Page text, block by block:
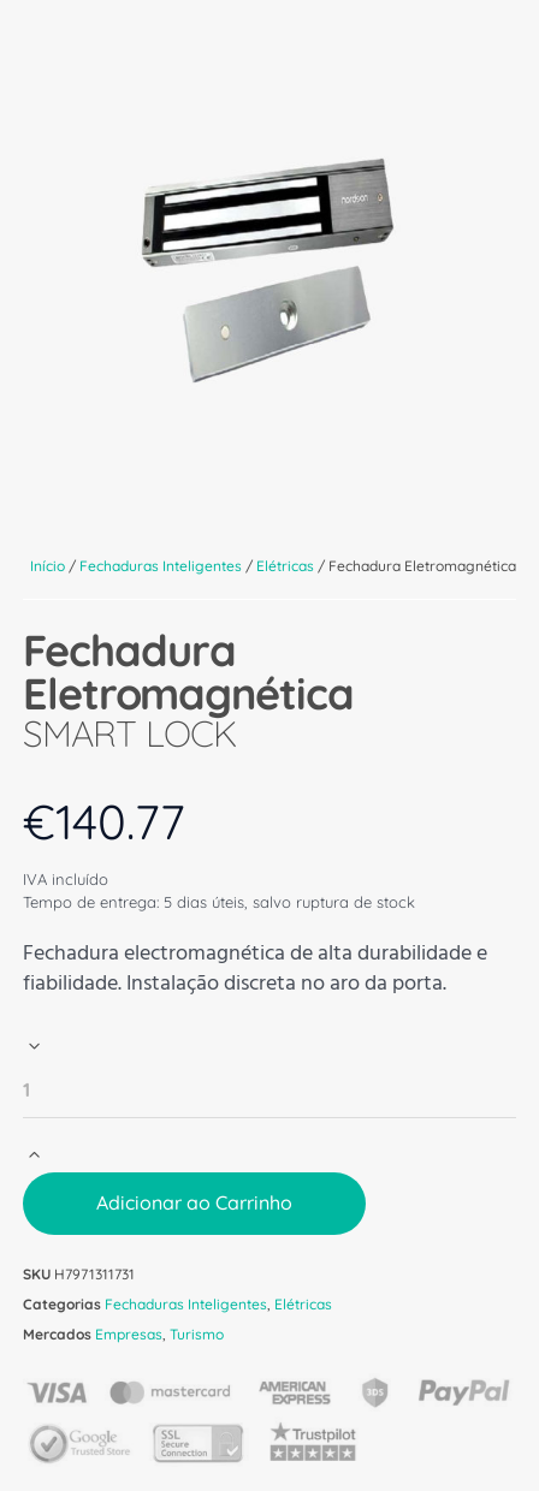
Início / Fechaduras Inteligentes / Elétricas / Fechadura Eletromagnética
Fechadura
Eletromagnética
SMART LOCK
€140.77
IVA incluído
Tempo de entrega: 5 dias úteis, salvo ruptura de stock
Fechadura electromagnética de alta durabilidade e
fiabilidade. Instalação discreta no aro da porta.
Adicionar ao Carrinho
SKU H7971311731
Categorias Fechaduras Inteligentes, Elétricas
Mercados Empresas, Turismo